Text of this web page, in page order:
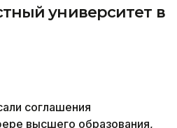
университет в
соглашения
высшего образования,